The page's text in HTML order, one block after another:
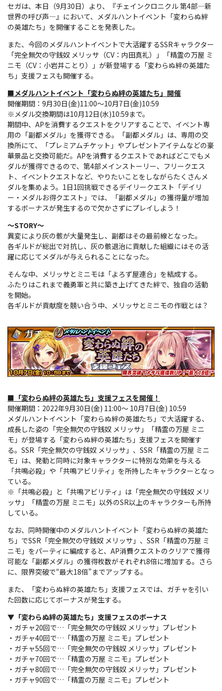
セガは、本日（9月30日）より、『チェインクロニクル 第4部―新
世界の呼び声―』において、メダルハントイベント「変わらぬ絆
の英雄たち」を開催することを発表した。
また、今回のメダルハントイベントで大活躍するSSRキャラクター
「完全無欠の守銭奴 メリッサ（CV：内田真礼）」「精霊の万屋 ミ
ニモ（CV：小岩井ことり）」が新登場する「変わらぬ絆の英雄た
ち」支援フェスも開催する。
■メダルハントイベント「変わらぬ絆の英雄たち」開催
開催期間：9月30日(金)11:00～10月7日(金)10:59
※メダル交換期間は10月12日(水)10:59まで。
期間中、APを消費するクエストをクリアすることで、イベント専
用の「副都メダル」を獲得できる。「副都メダル」は、専用の交
換所にて、「プレミアムチケット」やプレゼントアイテムなどの豪
華景品と交換可能だ。APを消費するクエストであればどこでもメ
ダルが獲得できるので、第4部メインストーリー、フリークエス
ト、イベントクエストなど、やりたいことをしながらたくさんメ
ダルを集めよう。1日1回挑戦できるデイリークエスト「デイリ
ー・メダルお得クエスト」では、「副都メダル」の獲得量が増加
するボーナスが発生するので欠かさずにプレイしよう！
～STORY～
異変により灰の骸が大量発生し、副都はその最前線となった。
各ギルドが総出で対抗し、灰の骸退治に貢献した組織にはその活
躍に応じてメダルが与えられることになった。
そんな中、メリッサとミニモは「よろず屋連合」を結成する。
ふたりはこれまで義勇軍と共に築き上げてきた絆で、独自の活動
を開始。
各ギルドが貢献度を競い合う中、メリッサとミニモの作戦とは？
■「変わらぬ絆の英雄たち」支援フェスを開催！
開催期間：2022年9月30日(金) 11:00～ 10月7日(金) 10:59
メダルハントイベント「変わらぬ絆の英雄たち」で大活躍する、
成長した姿の「完全無欠の守銭奴 メリッサ」「精霊の万屋 ミニ
モ」が登場する「変わらぬ絆の英雄たち」支援フェスを開催す
る。SSR「完全無欠の守銭奴 メリッサ」、SSR「精霊の万屋 ミニ
モ」は、発動と同時に対象キャラクターに特別な効果を与える
「共鳴必殺」や「共鳴アビリティ」を所持したキャラクターとなっ
ている。
※「共鳴必殺」と「共鳴アビリティ」は「完全無欠の守銭奴 メリ
ッサ」「精霊の万屋 ミニモ」以外のSR以上のキャラクターも所持
している。
なお、同時開催中のメダルハントイベント「変わらぬ絆の英雄た
ち」でSSR「完全無欠の守銭奴 メリッサ」、SSR「精霊の万屋 ミ
ニモ」をパーティに編成すると、AP消費クエストのクリアで獲得
可能な「副都メダル」の獲得枚数がそれぞれ8倍に増加する。さら
に、限界突破で“最大18倍”までアップする。
また、「変わらぬ絆の英雄たち」支援フェスでは、ガチャを引い
た回数に応じてボーナスが発生する。
▼「変わらぬ絆の英雄たち」支援フェスのボーナス
・ガチャ20回で…「完全無欠の守銭奴 メリッサ」プレゼント
・ガチャ40回で…「精霊の万屋 ミニモ」プレゼント
・ガチャ55回で…「完全無欠の守銭奴 メリッサ」プレゼント
・ガチャ70回で…「精霊の万屋 ミニモ」プレゼント
・ガチャ80回で…「完全無欠の守銭奴 メリッサ」プレゼント
・ガチャ90回で…「精霊の万屋 ミニモ」プレゼント